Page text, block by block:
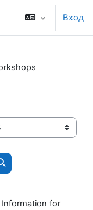
Вход
Поиск курса
for